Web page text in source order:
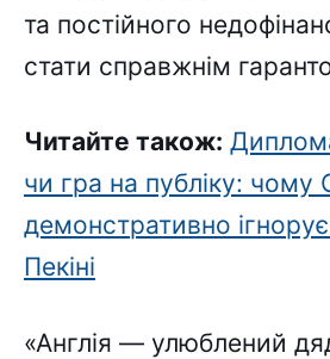
та постійного
стати справжнім
Читайте також:
чи гра на публіку: чому
демонстративно
Пекіні
«Англія — улюблений